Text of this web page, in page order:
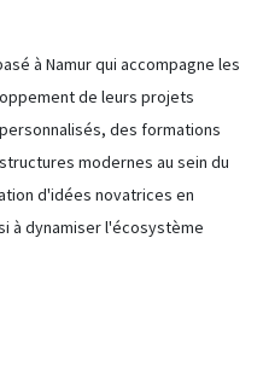
à Namur qui accompagne les
de leurs projets
des formations
modernes au sein du
d'idées novatrices en
à dynamiser l'écosystème